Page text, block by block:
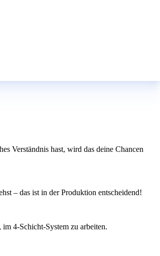
Verständnis hast, wird das deine Chancen
– das ist in der Produktion entscheidend!
4-Schicht-System zu arbeiten.